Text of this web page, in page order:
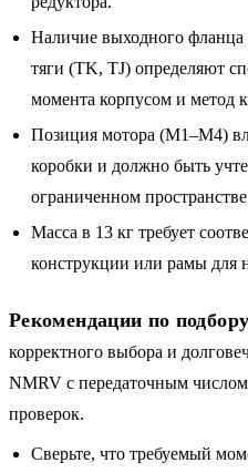
Наличие выходного
тяги (TK, TJ) определяют
момента корпусом и метод
Позиция мотора (M1–M4)
коробки и должно быть
ограниченном
Масса в 13 кг требует
конструкции или рамы для
Рекомендации по
корректного выбора и
NMRV с передаточным
проверок.
Сверьте, что требуемый